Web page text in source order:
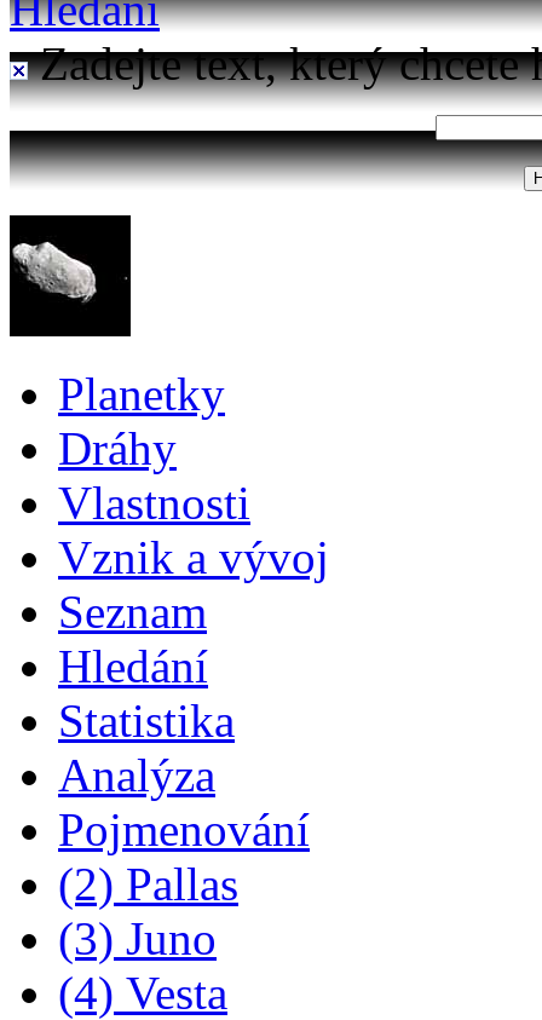
Zadejte text, který chcete
Planetky
Dráhy
Vlastnosti
Vznik a vývoj
Seznam
Hledání
Statistika
Analýza
Pojmenování
(2) Pallas
(3) Juno
(4) Vesta